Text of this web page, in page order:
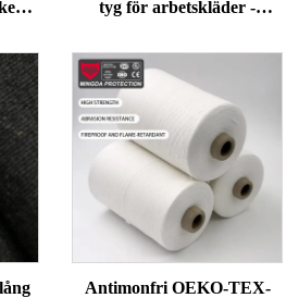
tyg för arbetskläder -
drapé, FR-virke för
säkerhetskläder
Antimonfri OEKO-TEX-